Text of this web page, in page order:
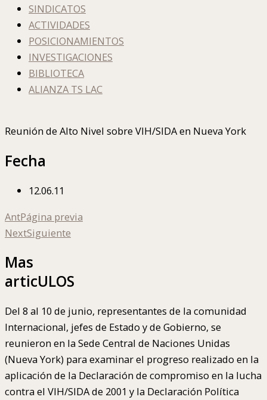
SINDICATOS
ACTIVIDADES
POSICIONAMIENTOS
INVESTIGACIONES
BIBLIOTECA
ALIANZA TS LAC
Reunión de Alto Nivel sobre VIH/SIDA en Nueva York
Fecha
12.06.11
AntPágina previa
NextSiguiente
Mas
articULOS
Del 8 al 10 de junio, representantes de la comunidad
Internacional, jefes de Estado y de Gobierno, se
reunieron en la Sede Central de Naciones Unidas
(Nueva York) para examinar el progreso realizado en la
aplicación de la Declaración de compromiso en la lucha
contra el VIH/SIDA de 2001 y la Declaración Política